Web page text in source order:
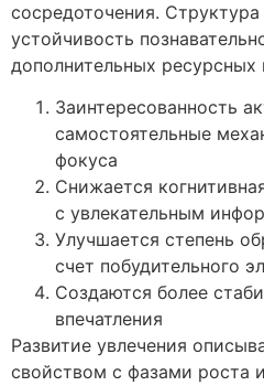
сосредоточения. Структура
устойчивость
дополнительных ресурсных
Заинтересованность
самостоятельные
фокуса
Снижается
с увлекательным
Улучшается степень
счет побудительного
Создаются более
впечатления
Развитие увлечения
свойством с фазами роста